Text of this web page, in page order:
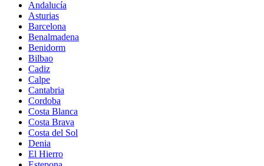
Andalucía
Asturias
Barcelona
Benalmadena
Benidorm
Bilbao
Cadiz
Calpe
Cantabria
Cordoba
Costa Blanca
Costa Brava
Costa del Sol
Denia
El Hierro